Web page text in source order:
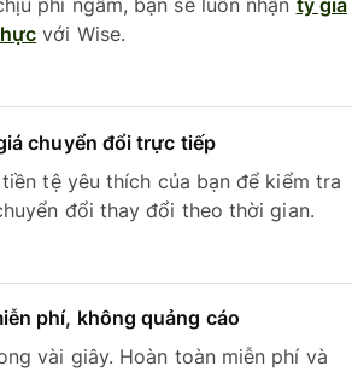
phí ngầm, bạn sẽ luôn nhận tỷ giá
với Wise.
chuyển đổi trực tiếp
tệ yêu thích của bạn để kiểm tra
đổi thay đổi theo thời gian.
phí, không quảng cáo
vài giây. Hoàn toàn miễn phí và